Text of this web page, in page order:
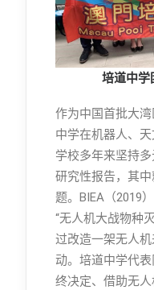
培道中学
作为中国首批大
中学在机器人、天
学校多年来坚持
研究性报告，其中
题。BIEA（2019
“无人机大战物种
过改造一架无人
动。培道中学代
终决定、借助无